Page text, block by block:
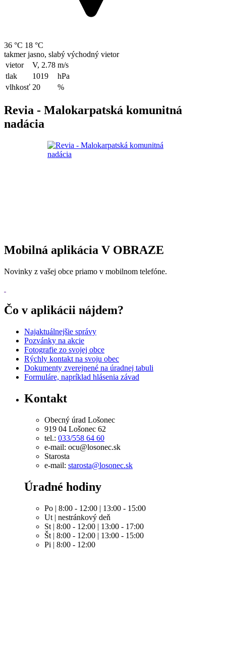
36 °C 18 °C
takmer jasno, slabý východný vietor
vietor
V, 2.78 m/s
tlak
1019
hPa
vlhkosť 20 %
Revia - Malokarpatská komunitná
nadácia
Mobilná aplikácia V OBRAZE
Novinky z vašej obce priamo v mobilnom telefóne.
Čo v aplikácii nájdem?
Najaktuálnejšie správy
Pozvánky na akcie
Fotografie zo svojej obce
Rýchly kontakt na svoju obec
Dokumenty zverejnené na úradnej tabuli
Formuláre, napríklad hlásenia závad
Kontakt
Obecný úrad Lošonec
919 04 Lošonec 62
tel.: 033/558 64 60
e-mail: ocu@losonec.sk
Starosta
e-mail: starosta@losonec.sk
Úradné hodiny
Po | 8:00 - 12:00 | 13:00 - 15:00
Ut | nestránkový deň
St | 8:00 - 12:00 | 13:00 - 17:00
Št | 8:00 - 12:00 | 13:00 - 15:00
Pi | 8:00 - 12:00